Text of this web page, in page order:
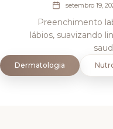
setembro 19,
Preenchimento
lábios, suavizando
Dermatologia